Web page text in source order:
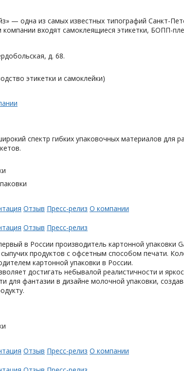
— одна из самых известных типографий Санкт-
компании входят самоклеящиеся этикетки, БОПП-
д. 68.
этикетки и самоклейки)
спектр гибких упаковочных материалов для
Отзыв Пресс-релиз О компании
Отзыв Пресс-релиз
в России производитель картонной упаковки
продуктов с офсетным способом печати.
картонной упаковки в России.
достигать небывалой реалистичности и
для фантазии в дизайне молочной упаковки,
Отзыв Пресс-релиз О компании